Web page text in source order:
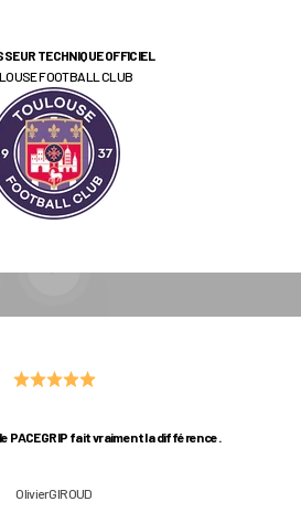
TECHNIQUE OFFICIEL
FOOTBALL CLUB
PACEGRIP fait vraiment la différence.
Olivier GIROUD